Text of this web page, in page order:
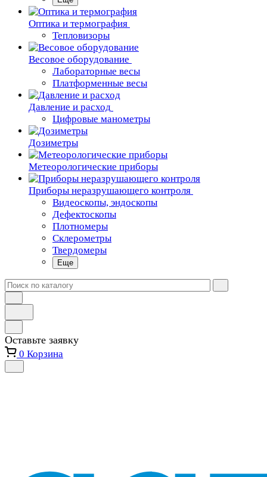
Oптика и термография
Тепловизоры
Весовое оборудование
Лабораторные весы
Платформенные весы
Давление и расход
Цифровые манометры
Дозиметры
Метеорологические приборы
Приборы неразрушающего контроля
Видеоскопы, эндоскопы
Дефектоскопы
Плотномеры
Склерометры
Твердомеры
Еще
Оставьте заявку
0 Корзина